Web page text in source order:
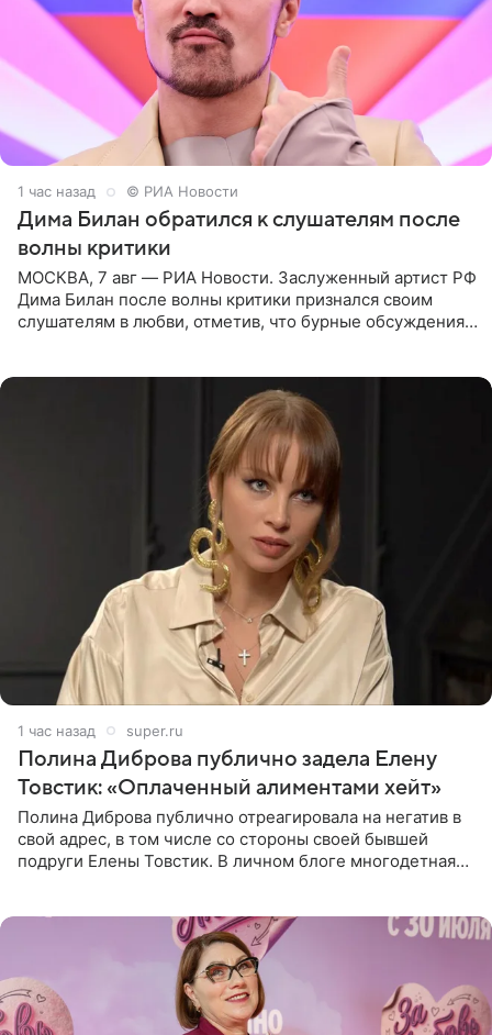
1 час назад © РИА Новости
Дима Билан обратился к слушателям после
волны критики
МОСКВА, 7 авг — РИА Новости. Заслуженный артист РФ
Дима Билан после волны критики признался своим
слушателям в любви, отметив, что бурные обсуждения
1 час назад super.ru
Полина Диброва публично задела Елену
Товстик: «Оплаченный алиментами хейт»
Полина Диброва публично отреагировала на негатив в
свой адрес, в том числе со стороны своей бывшей
подруги Елены Товстик. В личном блоге многодетная